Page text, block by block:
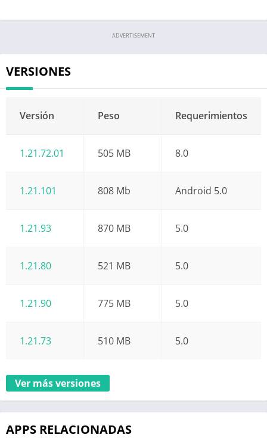
ADVERTISEMENT
VERSIONES
Versión Peso Requerimientos
1.21.72.01 505 MB 8.0
1.21.101 808 Mb Android 5.0
1.21.93 870 MB 5.0
1.21.80 521 MB 5.0
1.21.90 775 MB 5.0
1.21.73 510 MB 5.0
Ver más versiones
APPS RELACIONADAS